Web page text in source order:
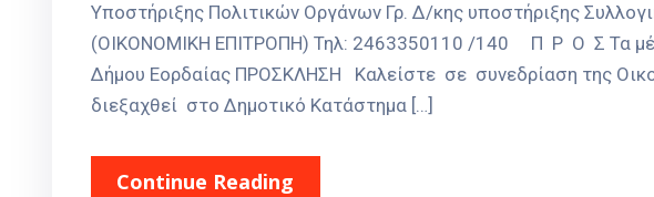
Υποστήριξης Πολιτικών Οργάνων Γρ. Δ/κης υποστήριξης
(ΟΙΚΟΝΟΜΙΚΗ ΕΠΙΤΡΟΠΗ) Τηλ: 2463350110 /140 Π Ρ Ο Σ Τα
Δήμου Εορδαίας ΠΡΟΣΚΛΗΣΗ Καλείστε σε συνεδρίαση της
διεξαχθεί στο Δημοτικό Κατάστημα […]
Continue Reading